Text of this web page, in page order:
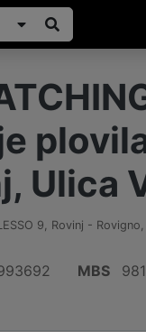
Ulica
9, Rovinj - Rovigno,
MBS